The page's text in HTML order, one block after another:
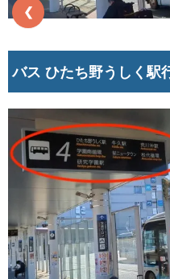
❮
バス ひたち野うしく駅